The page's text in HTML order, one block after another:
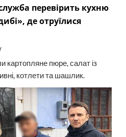
перевірить кухню
де отруїлися
картопляне пюре, салат із
котлети та шашлик.